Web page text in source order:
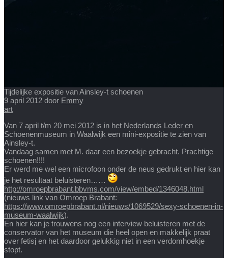
Tijdelijke expositie van Ainsley-t schoenen
9 april 2012 door Emmy
art
Van 7 april t/m 20 mei 2012 is in het Nederlands Leder en
Schoenenmuseum in Waalwijk een mini-expositie te zien van
Ainsley-t.
Vandaag samen met M. daar een bezoekje gebracht. Prachtige
schoenen!!!!
Er werd me wel een microfoon onder de neus gedrukt en hier kan
je het resultaat beluisteren……
http://omroepbrabant.bbvms.com/view/embed/1346048.html
(nieuws link van Omroep Brabant:
https://www.omroepbrabant.nl/nieuws/1069529/sexy-schoenen-in-
museum-waalwijk).
En hier kan je trouwens nog een interview beluisteren met de
conservator van het museum die heel open en makkelijk praat
over fetisj en het daardoor gelukkig niet in een verdomhoekje
stopt.